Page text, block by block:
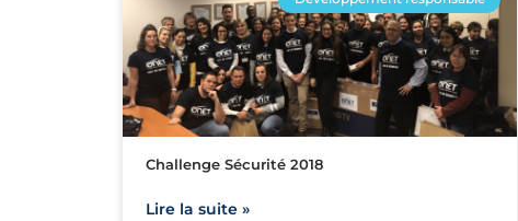
Challenge Sécurité 2018
Lire la suite »